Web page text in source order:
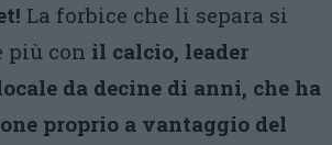
La forbice che li separa si
più con il calcio, leader
da decine di anni, che ha
proprio a vantaggio del